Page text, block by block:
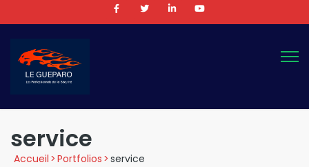
service
Accueil > Portfolios > service